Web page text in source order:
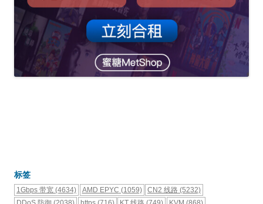
标签
1Gbps 带宽 (4634) AMD EPYC (1059) CN2 线路 (5232)